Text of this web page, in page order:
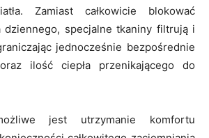
Zamiast całkowicie blokować
dziennego, specjalne tkaniny filtrują i
jednocześnie bezpośrednie
oraz ilość ciepła przenikającego do
jest utrzymanie komfortu